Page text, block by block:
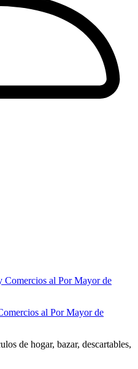
al Por Mayor de
de hogar, bazar, descartables,